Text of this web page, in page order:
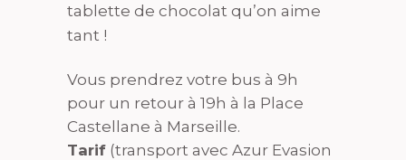
tablette de chocolat qu’on aime
tant !
Vous prendrez votre bus à 9h
pour un retour à 19h à la Place
Castellane à Marseille.
Tarif (transport avec Azur Evasion